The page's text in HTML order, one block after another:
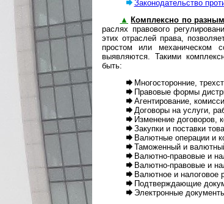
Законодательство
▲ Комплексно по
рас­лях правового
этих отраслей права,
простом или механическом
выявляются. Такими
быть:
Многосторонние,
Правовые формы
Агентирование,
Договоры на услуги,
Изменение договоров,
Закупки и поставки
Валютные операции и
Таможенный и
Валютно-правовые и
Валютно-правовые и
Валютное и налоговое
Подтверждающие
Электронные